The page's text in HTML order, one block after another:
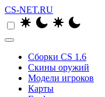
CS-NET.RU
Сборки CS 1.6
Скины оружий
Модели игроков
Карты